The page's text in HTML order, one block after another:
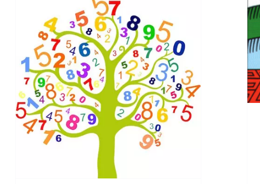
Un intéressant jeu de
regards
Majeures Théorie du tarot